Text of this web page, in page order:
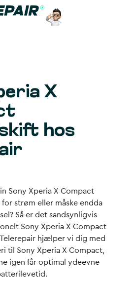
X
hos
Sony Xperia X Compact
strøm eller måske endda
Så er det sandsynligvis
Sony Xperia X Compact
hjælper vi dig med
til Sony Xperia X Compact,
igen får optimal ydeevne